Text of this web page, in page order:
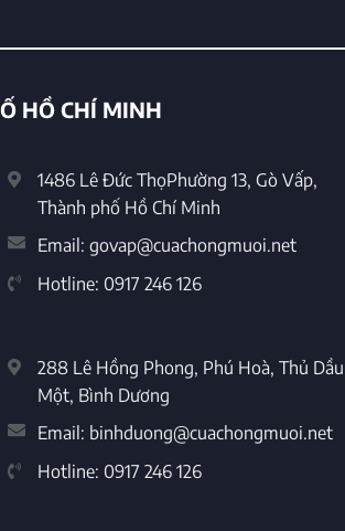
HỒ CHÍ MINH
1486 Lê Đức ThọPhường 13, Gò Vấp,
Thành phố Hồ Chí Minh
Email: govap@cuachongmuoi.net
Hotline: 0917 246 126
288 Lê Hồng Phong, Phú Hoà, Thủ Dầu
Một, Bình Dương
Email: binhduong@cuachongmuoi.net
Hotline: 0917 246 126